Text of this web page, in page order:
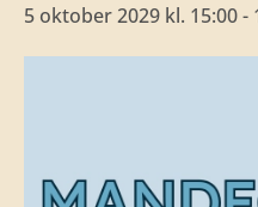
5 oktober 2029 kl. 15:00-